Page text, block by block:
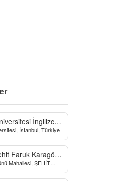
İngilizce
İstanbul, Türkiye
Faruk Karagöz
Ortaokulu
Mahallesi, ŞEHİT
Türkiye